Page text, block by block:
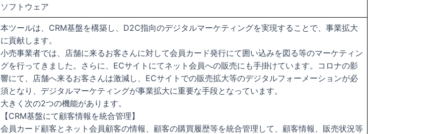
ソフトウェア
本ツールは、CRM基盤を構築し、D2C指向のデジタルマーケティングを実現することで、事業拡大
に貢献します。
小売事業者では、店舗に来るお客さんに対して会員カード発行にて囲い込みを図る等のマーケティン
グを行ってきました。さらに、ECサイトにてネット会員への販売にも手掛けています。コロナの影
響にて、店舗へ来るお客さんは激減し、ECサイトでの販売拡大等のデジタルフォーメーションが必
須となり、デジタルマーケティングが事業拡大に重要な手段となっています。
大きく次の2つの機能があります。
【CRM基盤にて顧客情報を統合管理】
会員カード顧客とネット会員顧客の情報、顧客の購買履歴等を統合管理して、顧客情報、販売状況等